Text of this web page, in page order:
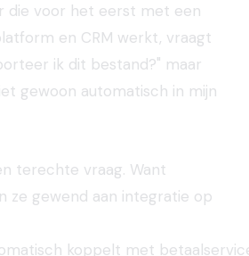
die voor het eerst met een
en CRM werkt, vraagt
ik dit bestand?" maar
gewoon automatisch in mijn
terechte vraag. Want
ze gewend aan integratie op
koppelt met